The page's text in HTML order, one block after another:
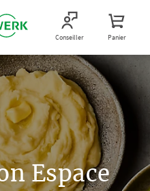
Conseiller Panier
Espace